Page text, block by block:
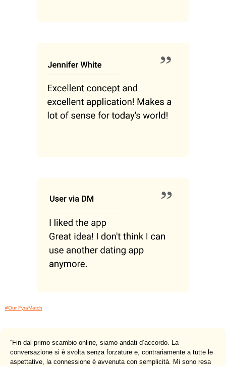
#Our FyraMatch
“Fin dal primo scambio online, siamo andati d’accordo. La
conversazione si è svolta senza forzature e, contrariamente a tutte le
aspettative, la connessione è avvenuta con semplicità. Mi sono resa